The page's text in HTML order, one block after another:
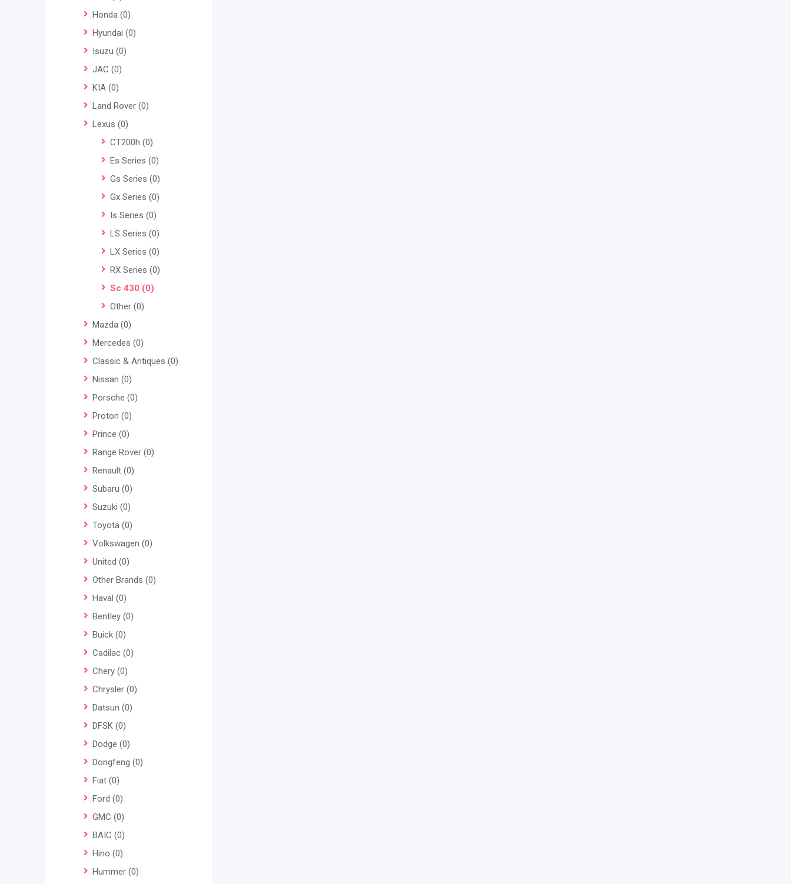
Honda (0)
Hyundai (0)
Isuzu (0)
JAC (0)
KIA (0)
Land Rover (0)
Lexus (0)
CT200h (0)
Es Series (0)
Gs Series (0)
Gx Series (0)
Is Series (0)
LS Series (0)
LX Series (0)
RX Series (0)
Sc 430 (0)
Other (0)
Mazda (0)
Mercedes (0)
Classic & Antiques (0)
Nissan (0)
Porsche (0)
Proton (0)
Prince (0)
Range Rover (0)
Renault (0)
Subaru (0)
Suzuki (0)
Toyota (0)
Volkswagen (0)
United (0)
Other Brands (0)
Haval (0)
Bentley (0)
Buick (0)
Cadilac (0)
Chery (0)
Chrysler (0)
Datsun (0)
DFSK (0)
Dodge (0)
Dongfeng (0)
Fiat (0)
Ford (0)
GMC (0)
BAIC (0)
Hino (0)
Hummer (0)